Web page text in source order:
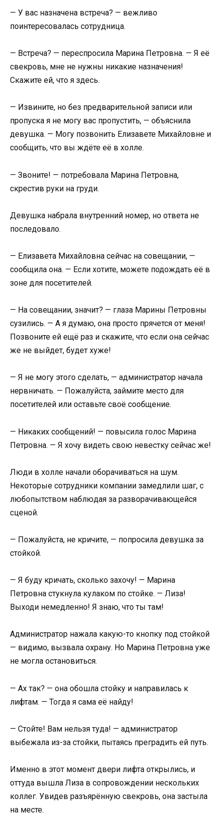
— У вас назначена встреча? — вежливо
поинтересовалась сотрудница.
— Встреча? — переспросила Марина Петровна. — Я её
свекровь, мне не нужны никакие назначения!
Скажите ей, что я здесь.
— Извините, но без предварительной записи или
пропуска я не могу вас пропустить, — объяснила
девушка. — Могу позвонить Елизавете Михайловне и
сообщить, что вы ждёте её в холле.
— Звоните! — потребовала Марина Петровна,
скрестив руки на груди.
Девушка набрала внутренний номер, но ответа не
последовало.
— Елизавета Михайловна сейчас на совещании, —
сообщила она. — Если хотите, можете подождать её в
зоне для посетителей.
— На совещании, значит? — глаза Марины Петровны
сузились. — А я думаю, она просто прячется от меня!
Позвоните ей ещё раз и скажите, что если она сейчас
же не выйдет, будет хуже!
— Я не могу этого сделать, — администратор начала
нервничать. — Пожалуйста, займите место для
посетителей или оставьте своё сообщение.
— Никаких сообщений! — повысила голос Марина
Петровна. — Я хочу видеть свою невестку сейчас же!
Люди в холле начали оборачиваться на шум.
Некоторые сотрудники компании замедлили шаг, с
любопытством наблюдая за разворачивающейся
сценой.
— Пожалуйста, не кричите, — попросила девушка за
стойкой.
— Я буду кричать, сколько захочу! — Марина
Петровна стукнула кулаком по стойке. — Лиза!
Выходи немедленно! Я знаю, что ты там!
Администратор нажала какую-то кнопку под стойкой
— видимо, вызвала охрану. Но Марина Петровна уже
не могла остановиться.
— Ах так? — она обошла стойку и направилась к
лифтам. — Тогда я сама её найду!
— Стойте! Вам нельзя туда! — администратор
выбежала из-за стойки, пытаясь преградить ей путь.
Именно в этот момент двери лифта открылись, и
оттуда вышла Лиза в сопровождении нескольких
коллег. Увидев разъярённую свекровь, она застыла
на месте.